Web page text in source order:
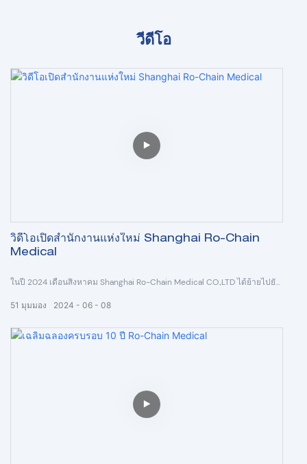
วีดีโอ
วิดีโอเปิดสำนักงานแห่งใหม่ Shanghai Ro-Chain
Medical
ในปี 2024 เดือนสิงหาคม Shanghai Ro-Chain Medical CO.,LTD ได้ย้ายไปยัง
เรา - Shanghai Ro-Chain Medical CO.,LTD ก่อตั้งขึ้นในปี 2024 โดยเป็นผู้นำ
พยาบาล เราเป็นผู้ผลิตและทำการตลาดอุปกรณ์ทางการแพทย์ต่างๆ ของสาย
เราทุ่มเทในการจัดหาผลิตภัณฑ์คุณภาพสูงให้กับโรงพยาบาลและคลินิกทั่วโลก
2024 06 08
51 มุมมอง